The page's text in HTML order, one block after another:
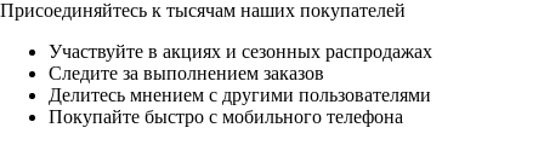
Присоединяйтесь к тысячам наших покупателей
Участвуйте в акциях и сезонных распродажах
Следите за выполнением заказов
Делитесь мнением с другими пользователями
Покупайте быстро с мобильного телефона